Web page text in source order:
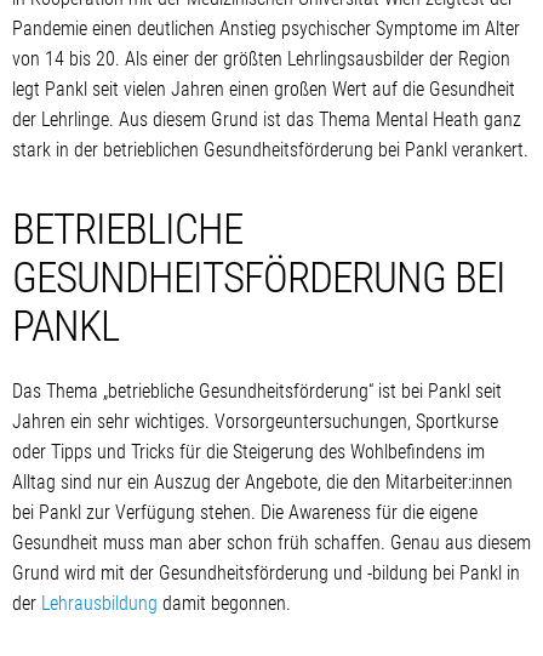
Pandemie einen deutlichen Anstieg psychischer Symptome im Alter
von 14 bis 20. Als einer der größten Lehrlingsausbilder der Region
legt Pankl seit vielen Jahren einen großen Wert auf die Gesundheit
der Lehrlinge. Aus diesem Grund ist das Thema Mental Heath ganz
stark in der betrieblichen Gesundheitsförderung bei Pankl verankert.
BETRIEBLICHE
GESUNDHEITSFÖRDERUNG BEI
PANKL
Das Thema „betriebliche Gesundheitsförderung“ ist bei Pankl seit
Jahren ein sehr wichtiges. Vorsorgeuntersuchungen, Sportkurse
oder Tipps und Tricks für die Steigerung des Wohlbefindens im
Alltag sind nur ein Auszug der Angebote, die den Mitarbeiter:innen
bei Pankl zur Verfügung stehen. Die Awareness für die eigene
Gesundheit muss man aber schon früh schaffen. Genau aus diesem
Grund wird mit der Gesundheitsförderung und -bildung bei Pankl in
der Lehrausbildung damit begonnen.